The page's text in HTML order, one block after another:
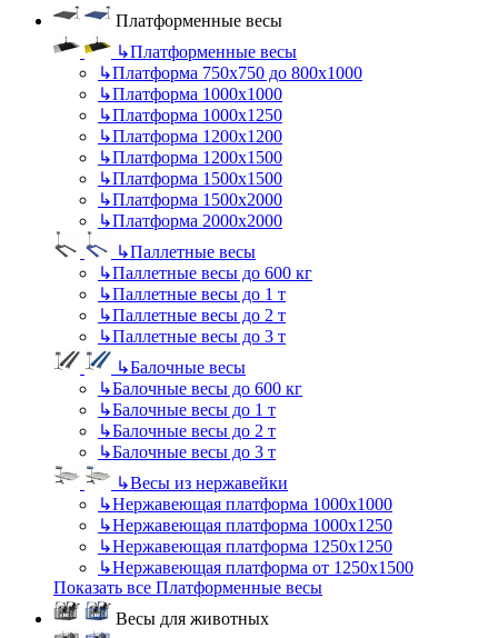
Платформенные весы
↳Платформенные весы
↳Платформа 750х750 до 800х1000
↳Платформа 1000х1000
↳Платформа 1000х1250
↳Платформа 1200х1200
↳Платформа 1200х1500
↳Платформа 1500х1500
↳Платформа 1500х2000
↳Платформа 2000х2000
↳Паллетные весы
↳Паллетные весы до 600 кг
↳Паллетные весы до 1 т
↳Паллетные весы до 2 т
↳Паллетные весы до 3 т
↳Балочные весы
↳Балочные весы до 600 кг
↳Балочные весы до 1 т
↳Балочные весы до 2 т
↳Балочные весы до 3 т
↳Весы из нержавейки
↳Нержавеющая платформа 1000х1000
↳Нержавеющая платформа 1000х1250
↳Нержавеющая платформа 1250х1250
↳Нержавеющая платформа от 1250х1500
Показать все Платформенные весы
Весы для животных